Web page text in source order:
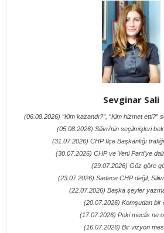
Sevginar Sali
(06.08.2026) “Kim kazandı?”, “Kim hizmet
(05.08.2026) Silivri’nin seçilmişleri
(31.07.2026) CHP İlçe Başkanlığı
(30.07.2026) CHP ve Yeni Parti’ye
(29.07.2026) Göz göre
(23.07.2026) Sadece CHP değil,
(22.07.2026) Başka şeyler
(20.07.2026) Komşudan bir
(17.07.2026) Peki meclis ne
(16.07.2026) Bir vizyon